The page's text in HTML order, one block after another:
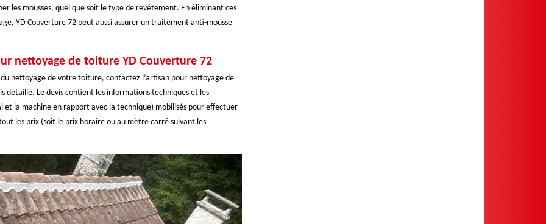
les mousses, quel que soit le type de revêtement. En éliminant ces
YD Couverture 72 peut aussi assurer un traitement anti-mousse
nettoyage de toiture YD Couverture 72
nettoyage de votre toiture, contactez l’artisan pour nettoyage de
détaillé. Le devis contient les informations techniques et les
la machine en rapport avec la technique) mobilisés pour effectuer
les prix (soit le prix horaire ou au mètre carré suivant les